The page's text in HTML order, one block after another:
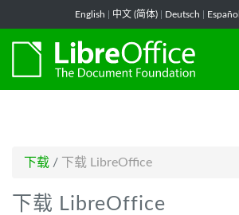
English 中文 (简体) Deutsch Español
下载 / 下载 LibreOffice
下载 LibreOffice